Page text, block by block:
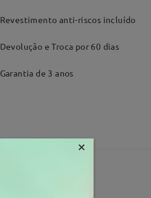
Revestimento anti-riscos incluído
Devolução e Troca por 60 dias
Garantia de 3 anos
×